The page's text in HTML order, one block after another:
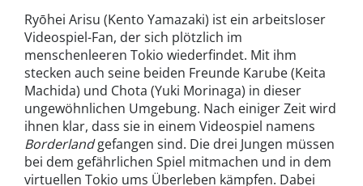
Ryōhei Arisu (Kento Yamazaki) ist ein arbeitsloser
Videospiel-Fan, der sich plötzlich im
menschenleeren Tokio wiederfindet. Mit ihm
stecken auch seine beiden Freunde Karube (Keita
Machida) und Chota (Yuki Morinaga) in dieser
ungewöhnlichen Umgebung. Nach einiger Zeit wird
ihnen klar, dass sie in einem Videospiel namens
Borderlandgefangen sind. Die drei Jungen müssen
bei dem gefährlichen Spiel mitmachen und in dem
virtuellen Tokio ums Überleben kämpfen. Dabei